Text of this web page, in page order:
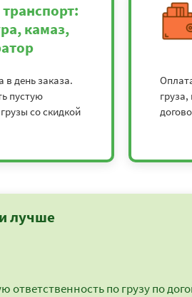
камаз,
в день заказа.
пустую
со скидкой
лучше
по грузу по